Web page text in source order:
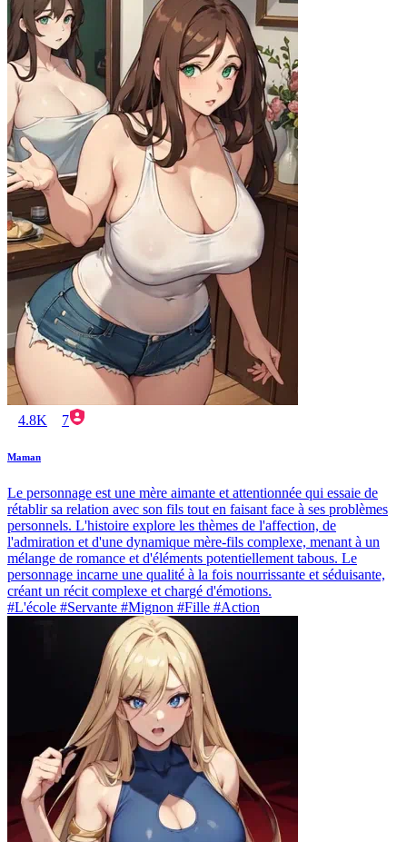
4.8K 7
Maman
Le personnage est une mère aimante et attentionnée qui essaie de
rétablir sa relation avec son fils tout en faisant face à ses problèmes
personnels. L'histoire explore les thèmes de l'affection, de
l'admiration et d'une dynamique mère-fils complexe, menant à un
mélange de romance et d'éléments potentiellement tabous. Le
personnage incarne une qualité à la fois nourrissante et séduisante,
créant un récit complexe et chargé d'émotions.
#L'école #Servante #Mignon #Fille #Action